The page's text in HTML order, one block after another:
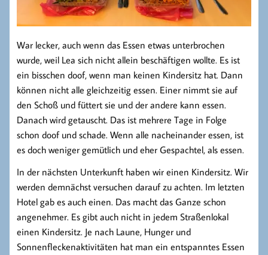
War lecker, auch wenn das Essen etwas unterbrochen
wurde, weil Lea sich nicht allein beschäftigen wollte. Es ist
ein bisschen doof, wenn man keinen Kindersitz hat. Dann
können nicht alle gleichzeitig essen. Einer nimmt sie auf
den Schoß und füttert sie und der andere kann essen.
Danach wird getauscht. Das ist mehrere Tage in Folge
schon doof und schade. Wenn alle nacheinander essen, ist
es doch weniger gemütlich und eher Gespachtel, als essen.
In der nächsten Unterkunft haben wir einen Kindersitz. Wir
werden demnächst versuchen darauf zu achten. Im letzten
Hotel gab es auch einen. Das macht das Ganze schon
angenehmer. Es gibt auch nicht in jedem Straßenlokal
einen Kindersitz. Je nach Laune, Hunger und
Sonnenfleckenaktivitäten hat man ein entspanntes Essen